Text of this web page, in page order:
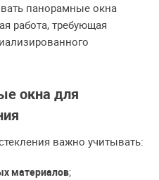
панорамные окна
работа, требующая
окна для
важно учитывать:
материалов;